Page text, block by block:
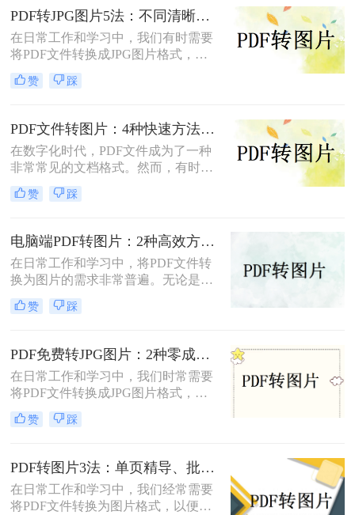
将介绍三种常用的PDF转图片方法。
PDF转JPG图片5法：不同清晰度需求下的最优选择！
在日常工作和学习中，我们有时需要
将PDF文件转换成JPG图片格式，以
便于在社交媒体、网站或打印设备上
展示和分享。那么pdf怎么转换成jpg
成JPG图片的方法。每种方法都有其
独特的优缺点和适用场景，用户可以
根据自己的需求选择最合适的方法。
赞 踩
PDF文件转图片：4种快速方法的速度排名和操作步骤！
在数字化时代，PDF文件成为了一种
非常常见的文档格式。然而，有时候
我们需要将PDF文件转换为图片格
式，以便于在网页或者其他媒体上使
本文将为您介绍几种简单、快速且高
效的转换方法。
赞 踩
电脑端PDF转图片：2种高效方法的详细操作和参数配置!
在日常工作和学习中，将PDF文件转
换为图片的需求非常普遍。无论是为
了方便分享、展示还是进一步处理，
掌握几种高效的PDF转图片方法都是
图片呢？本文将详细介绍两种常见的
电脑上PDF转图片方法，帮助用户轻
松完成文件格式转换。
赞 踩
PDF免费转JPG图片：2种零成本方案的转换效果和限制！
在日常工作和学习中，我们时常需要
将PDF文件转换成JPG图片格式，以
便于在多种设备和平台上进行浏览和
分享。那么pdf怎么转换成jpg图片免
换成JPG图片的方法。
赞 踩
PDF转图片3法：单页精导、批量快导、截图应急各取所需！
在日常工作和学习中，我们经常需要
将PDF文件转换为图片格式，以便进